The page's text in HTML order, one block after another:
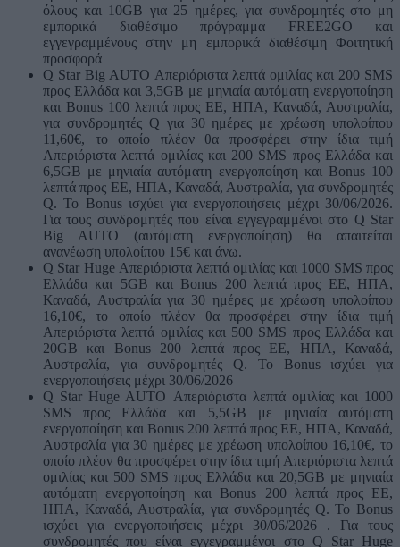
όλους και 10GΒ για 25 ημέρες, για συνδρομητές στο μη
εμπορικά διαθέσιμο πρόγραμμα FREE2GO και
εγγεγραμμένους στην μη εμπορικά διαθέσιμη Φοιτητική
προσφορά
Q Star Big AUTO Απεριόριστα λεπτά ομιλίας και 200 SMS
προς Ελλάδα και 3,5GB με μηνιαία αυτόματη ενεργοποίηση
και Bonus 100 λεπτά προς ΕΕ, ΗΠΑ, Καναδά, Αυστραλία,
για συνδρομητές Q για 30 ημέρες με χρέωση υπολοίπου
11,60€, το οποίο πλέον θα προσφέρει στην ίδια τιμή
Απεριόριστα λεπτά ομιλίας και 200 SMS προς Ελλάδα και
6,5GB με μηνιαία αυτόματη ενεργοποίηση και Bonus 100
λεπτά προς ΕΕ, ΗΠΑ, Καναδά, Αυστραλία, για συνδρομητές
Q. Το Bonus ισχύει για ενεργοποιήσεις μέχρι 30/06/2026.
Για τους συνδρομητές που είναι εγγεγραμμένοι στο Q Star
Big AUTO (αυτόματη ενεργοποίηση) θα απαιτείται
ανανέωση υπολοίπου 15€ και άνω.
Q Star Huge Απεριόριστα λεπτά ομιλίας και 1000 SMS προς
Ελλάδα και 5GΒ και Bonus 200 λεπτά προς ΕΕ, ΗΠΑ,
Καναδά, Αυστραλία για 30 ημέρες με χρέωση υπολοίπου
16,10€, το οποίο πλέον θα προσφέρει στην ίδια τιμή
Απεριόριστα λεπτά ομιλίας και 500 SMS προς Ελλάδα και
20GΒ και Bonus 200 λεπτά προς ΕΕ, ΗΠΑ, Καναδά,
Αυστραλία, για συνδρομητές Q. Το Bonus ισχύει για
ενεργοποιήσεις μέχρι 30/06/2026
Q Star Huge AUTO Απεριόριστα λεπτά ομιλίας και 1000
SMS προς Ελλάδα και 5,5GB με μηνιαία αυτόματη
ενεργοποίηση και Bonus 200 λεπτά προς ΕΕ, ΗΠΑ, Καναδά,
Αυστραλία για 30 ημέρες με χρέωση υπολοίπου 16,10€, το
οποίο πλέον θα προσφέρει στην ίδια τιμή Απεριόριστα λεπτά
ομιλίας και 500 SMS προς Ελλάδα και 20,5GB με μηνιαία
αυτόματη ενεργοποίηση και Bonus 200 λεπτά προς ΕΕ,
ΗΠΑ, Καναδά, Αυστραλία, για συνδρομητές Q. Το Bonus
ισχύει για ενεργοποιήσεις μέχρι 30/06/2026 . Για τους
συνδρομητές που είναι εγγεγραμμένοι στο Q Star Huge